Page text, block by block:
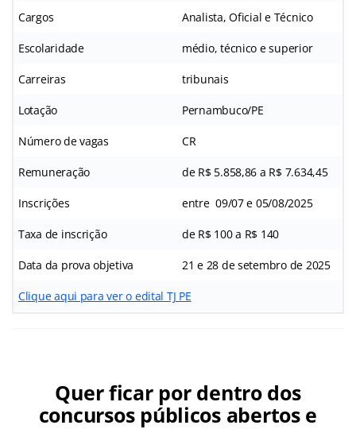
Cargos Analista, Oficial e Técnico
Escolaridade médio, técnico e superior
Carreiras tribunais
Lotação Pernambuco/PE
Número de vagas CR
Remuneração de R$ 5.858,86 a R$ 7.634,45
Inscrições entre 09/07 e 05/08/2025
Taxa de inscrição de R$ 100 a R$ 140
Data da prova objetiva 21 e 28 de setembro de 2025
Clique aqui para ver o edital TJ PE
Quer ficar por dentro dos
concursos públicos abertos e